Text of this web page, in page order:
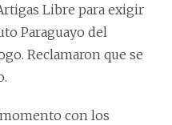
Libre para exigir
Paraguayo del
Reclamaron que se
con los